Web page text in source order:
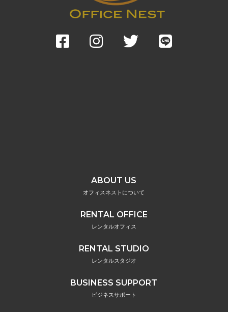
ABOUT US
オフィスネストについて
RENTAL OFFICE
レンタルオフィス
RENTAL STUDIO
レンタルスタジオ
BUSINESS SUPPORT
ビジネスサポート